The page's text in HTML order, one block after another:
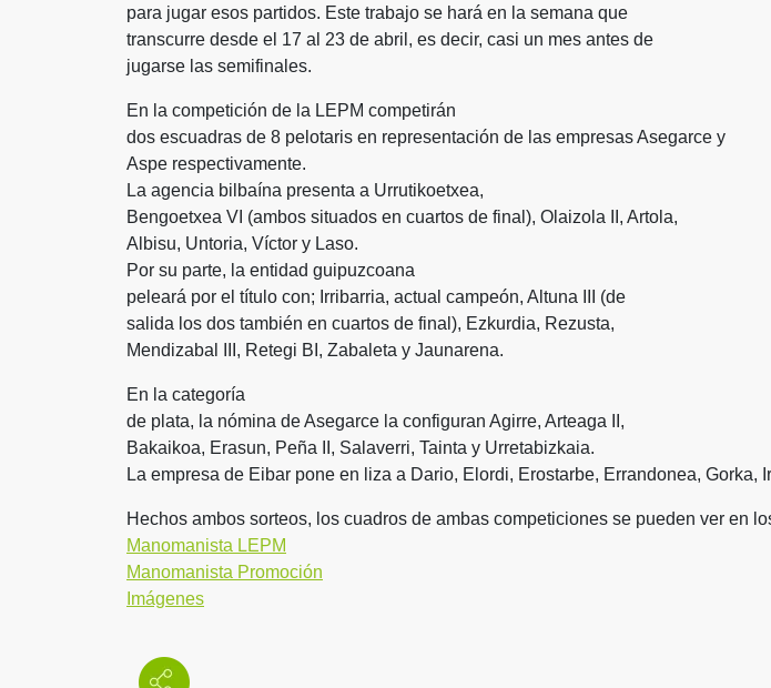
para jugar esos partidos. Este trabajo se hará en la semana que
transcurre desde el 17 al 23 de abril, es decir, casi un mes antes de
jugarse las semifinales.
En la competición de la LEPM competirán
dos escuadras de 8 pelotaris en representación de las empresas Asegarce y
Aspe respectivamente.
La agencia bilbaína presenta a Urrutikoetxea,
Bengoetxea VI (ambos situados en cuartos de final), Olaizola II, Artola,
Albisu, Untoria, Víctor y Laso.
Por su parte, la entidad guipuzcoana
peleará por el título con; Irribarria, actual campeón, Altuna III (de
salida los dos también en cuartos de final), Ezkurdia, Rezusta,
Mendizabal III, Retegi BI, Zabaleta y Jaunarena.
En la categoría
de plata, la nómina de Asegarce la configuran Agirre, Arteaga II,
Bakaikoa, Erasun, Peña II, Salaverri, Tainta y Urretabizkaia.
La empresa de Eibar pone en liza a Dario, Elordi, Erostarbe, Errandonea, Gorka,
Hechos ambos sorteos, los cuadros de ambas competiciones se pueden ver en
Manomanista LEPM
Manomanista Promoción
Imágenes